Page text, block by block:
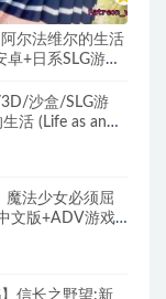
尔法维尔的生活
+日系SLG游戏
沙盒/SLG游
活 (Life as an
魔法少女必须屈
文版+ADV游戏
信长之野望:新